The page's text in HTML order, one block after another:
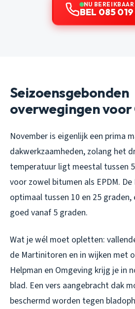
NU BEREIKBAAR
BEL 085 019
Seizoensgebonden
overwegingen
November is eigenlijk een prima
dakwerkzaamheden, zolang het
temperatuur ligt meestal tussen
voor zowel bitumen als EPDM.
optimaal tussen 10 en 25
goed vanaf 5 graden.
Wat je wél moet opletten:
de Martinitoren en in wijken met
Helpman en Omgeving krijg je in
blad. Een vers aangebracht dak
beschermd worden tegen